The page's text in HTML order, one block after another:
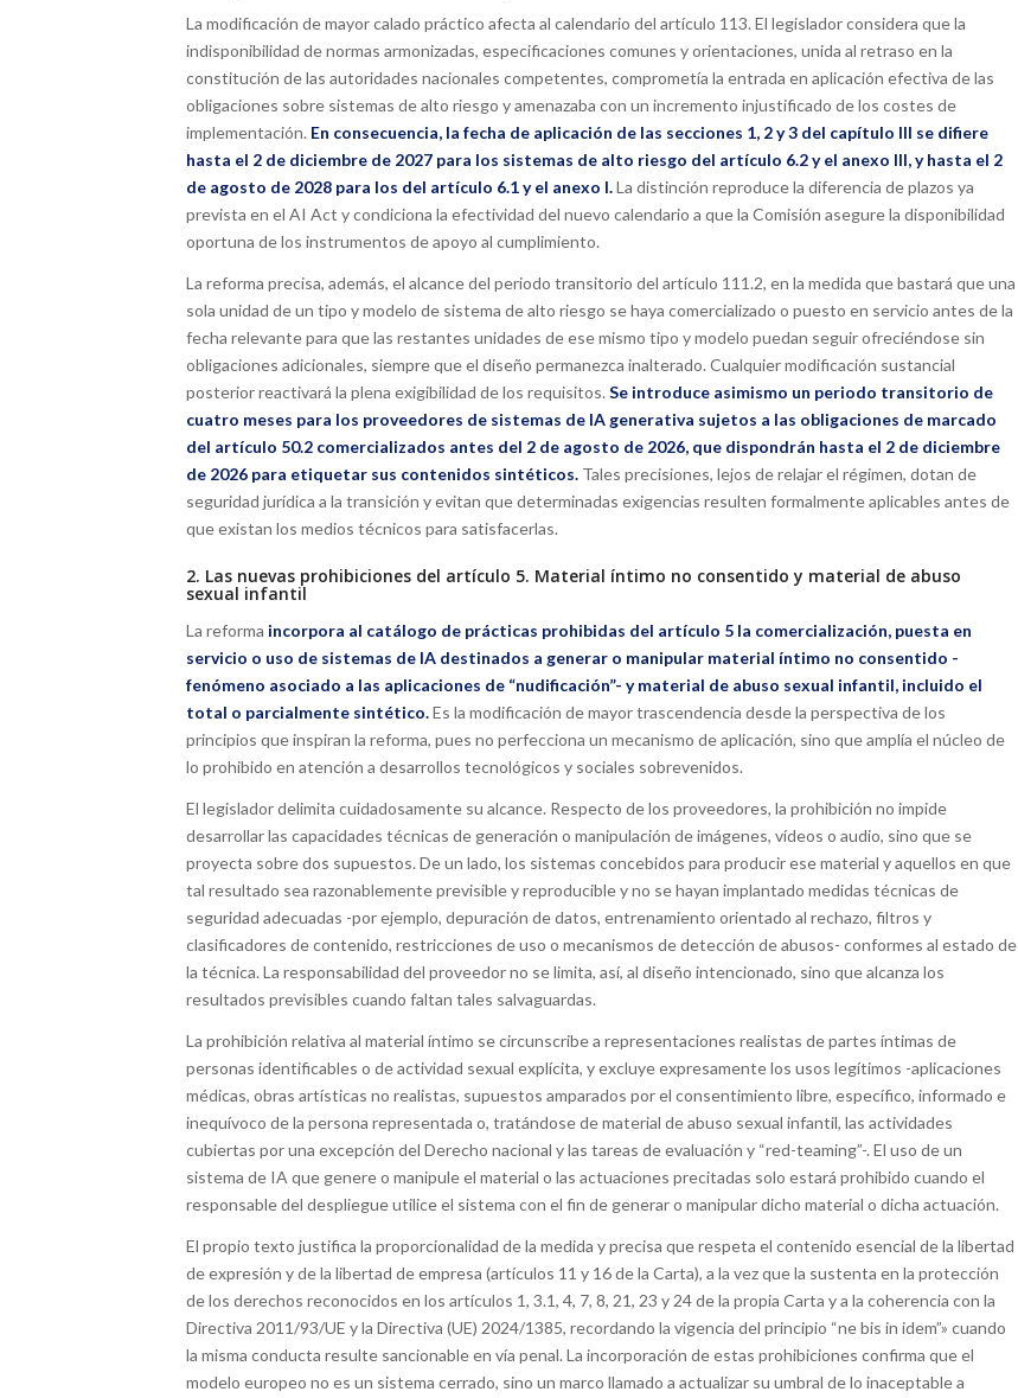
La modificación de mayor calado práctico afecta al calendario del artículo 113. El legislador considera que la
indisponibilidad de normas armonizadas, especificaciones comunes y orientaciones, unida al retraso en la
constitución de las autoridades nacionales competentes, comprometía la entrada en aplicación efectiva de las
obligaciones sobre sistemas de alto riesgo y amenazaba con un incremento injustificado de los costes de
implementación. En consecuencia, la fecha de aplicación de las secciones 1, 2 y 3 del capítulo III se difiere
hasta el 2 de diciembre de 2027 para los sistemas de alto riesgo del artículo 6.2 y el anexo III, y hasta el 2
de agosto de 2028 para los del artículo 6.1 y el anexo I.La distinción reproduce la diferencia de plazos ya
prevista en el AI Act y condiciona la efectividad del nuevo calendario a que la Comisión asegure la disponibilidad
oportuna de los instrumentos de apoyo al cumplimiento.
La reforma precisa, además, el alcance del periodo transitorio del artículo 111.2, en la medida que bastará que una
sola unidad de un tipo y modelo de sistema de alto riesgo se haya comercializado o puesto en servicio antes de la
fecha relevante para que las restantes unidades de ese mismo tipo y modelo puedan seguir ofreciéndose sin
obligaciones adicionales, siempre que el diseño permanezca inalterado. Cualquier modificación sustancial
posterior reactivará la plena exigibilidad de los requisitos. Se introduce asimismo un periodo transitorio de
cuatro meses para los proveedores de sistemas de IA generativa sujetos a las obligaciones de marcado
del artículo 50.2 comercializados antes del 2 de agosto de 2026, que dispondrán hasta el 2 de diciembre
de 2026 para etiquetar sus contenidos sintéticos. Tales precisiones, lejos de relajar el régimen, dotan de
seguridad jurídica a la transición y evitan que determinadas exigencias resulten formalmente aplicables antes de
que existan los medios técnicos para satisfacerlas.
2. Las nuevas prohibiciones del artículo 5. Material íntimo no consentido y material de abuso
sexual infantil
La reforma incorpora al catálogo de prácticas prohibidas del artículo 5 la comercialización, puesta en
servicio o uso de sistemas de IA destinados a generar o manipular material íntimo no consentido -
fenómeno asociado a las aplicaciones de “nudificación”- y material de abuso sexual infantil, incluido el
total o parcialmente sintético.Es la modificación de mayor trascendencia desde la perspectiva de los
principios que inspiran la reforma, pues no perfecciona un mecanismo de aplicación, sino que amplía el núcleo de
lo prohibido en atención a desarrollos tecnológicos y sociales sobrevenidos.
El legislador delimita cuidadosamente su alcance. Respecto de los proveedores, la prohibición no impide
desarrollar las capacidades técnicas de generación o manipulación de imágenes, vídeos o audio, sino que se
proyecta sobre dos supuestos. De un lado, los sistemas concebidos para producir ese material y aquellos en que
tal resultado sea razonablemente previsible y reproducible y no se hayan implantado medidas técnicas de
seguridad adecuadas -por ejemplo, depuración de datos, entrenamiento orientado al rechazo, filtros y
clasificadores de contenido, restricciones de uso o mecanismos de detección de abusos- conformes al estado de
la técnica. La responsabilidad del proveedor no se limita, así, al diseño intencionado, sino que alcanza los
resultados previsibles cuando faltan tales salvaguardas.
La prohibición relativa al material íntimo se circunscribe a representaciones realistas de partes íntimas de
personas identificables o de actividad sexual explícita, y excluye expresamente los usos legítimos -aplicaciones
médicas, obras artísticas no realistas, supuestos amparados por el consentimiento libre, específico, informado e
inequívoco de la persona representada o, tratándose de material de abuso sexual infantil, las actividades
cubiertas por una excepción del Derecho nacional y las tareas de evaluación y “red-teaming”-. El uso de un
sistema de IA que genere o manipule el material o las actuaciones precitadas solo estará prohibido cuando el
responsable del despliegue utilice el sistema con el fin de generar o manipular dicho material o dicha actuación.
El propio texto justifica la proporcionalidad de la medida y precisa que respeta el contenido esencial de la libertad
de expresión y de la libertad de empresa (artículos 11 y 16 de la Carta), a la vez que la sustenta en la protección
de los derechos reconocidos en los artículos 1, 3.1, 4, 7, 8, 21, 23 y 24 de la propia Carta y a la coherencia con la
Directiva 2011/93/UE y la Directiva (UE) 2024/1385, recordando la vigencia del principio “ne bis in idem”» cuando
la misma conducta resulte sancionable en vía penal. La incorporación de estas prohibiciones confirma que el
modelo europeo no es un sistema cerrado, sino un marco llamado a actualizar su umbral de lo inaceptable a